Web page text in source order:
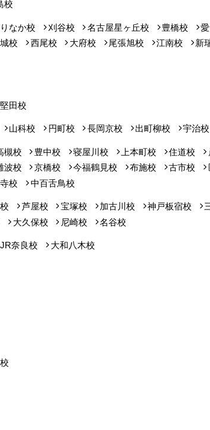
校
なか校 刈谷校 名古屋星ヶ丘校 豊橋校
校 西尾校 大府校 尾張旭校 江南校 新
堅田校
山科校 円町校 長岡京校 出町柳校 宇治校
槻校 豊中校 寝屋川校 上本町校 住道校
波校 京橋校 今福鶴見校 布施校 古市校
校 中百舌鳥校
芦屋校 宝塚校 加古川校 神戸板宿校
大久保校 尼崎校 名谷校
JR奈良校 大和八木校